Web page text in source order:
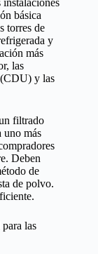
instalaciones
básica
torres de
y
más
las
(CDU) y las
filtrado
uno más
Deben
de
de polvo.
las